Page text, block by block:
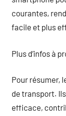
courantes,
facile et plus
Plus d’infos à
Pour résumer,
de transport.
efficace,